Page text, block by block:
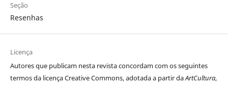
Seção
Resenhas
Licença
Autores que publicam nesta revista concordam com os seguintes
termos da licença Creative Commons, adotada a partir daArtCultura,